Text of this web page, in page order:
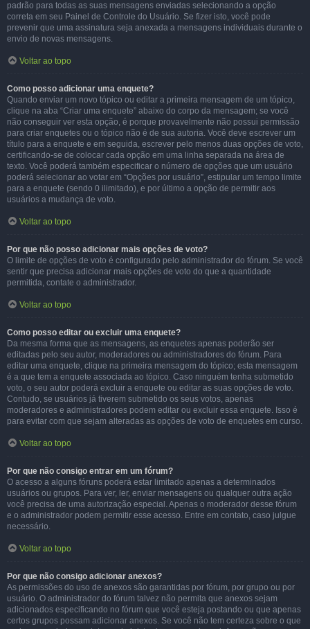
padrão para todas as suas mensagens enviadas selecionando a opção
correta em seu Painel de Controle do Usuário. Se fizer isto, você pode
prevenir que uma assinatura seja anexada a mensagens individuais durante o
envio de novas mensagens.
Voltar ao topo
Como posso adicionar uma enquete?
Quando enviar um novo tópico ou editar a primeira mensagem de um tópico,
clique na aba “Criar uma enquete” abaixo do corpo da mensagem; se você
não conseguir ver esta opção, é porque provavelmente não possui permissão
para criar enquetes ou o tópico não é de sua autoria. Você deve escrever um
título para a enquete e em seguida, escrever pelo menos duas opções de voto,
certificando-se de colocar cada opção em uma linha separada na área de
texto. Você poderá também especificar o número de opções que um usuário
poderá selecionar ao votar em “Opções por usuário”, estipular um tempo limite
para a enquete (sendo 0 ilimitado), e por último a opção de permitir aos
usuários a mudança de voto.
Voltar ao topo
Por que não posso adicionar mais opções de voto?
O limite de opções de voto é configurado pelo administrador do fórum. Se você
sentir que precisa adicionar mais opções de voto do que a quantidade
permitida, contate o administrador.
Voltar ao topo
Como posso editar ou excluir uma enquete?
Da mesma forma que as mensagens, as enquetes apenas poderão ser
editadas pelo seu autor, moderadores ou administradores do fórum. Para
editar uma enquete, clique na primeira mensagem do tópico; esta mensagem
é a que tem a enquete associada ao tópico. Caso ninguém tenha submetido
voto, o seu autor poderá excluir a enquete ou editar as suas opções de voto.
Contudo, se usuários já tiverem submetido os seus votos, apenas
moderadores e administradores podem editar ou excluir essa enquete. Isso é
para evitar com que sejam alteradas as opções de voto de enquetes em curso.
Voltar ao topo
Por que não consigo entrar em um fórum?
O acesso a alguns fóruns poderá estar limitado apenas a determinados
usuários ou grupos. Para ver, ler, enviar mensagens ou qualquer outra ação
você precisa de uma autorização especial. Apenas o moderador desse fórum
e o administrador podem permitir esse acesso. Entre em contato, caso julgue
necessário.
Voltar ao topo
Por que não consigo adicionar anexos?
As permissões do uso de anexos são garantidas por fórum, por grupo ou por
usuário. O administrador do fórum talvez não permita que anexos sejam
adicionados especificando no fórum que você esteja postando ou que apenas
certos grupos possam adicionar anexos. Se você não tem certeza sobre o que